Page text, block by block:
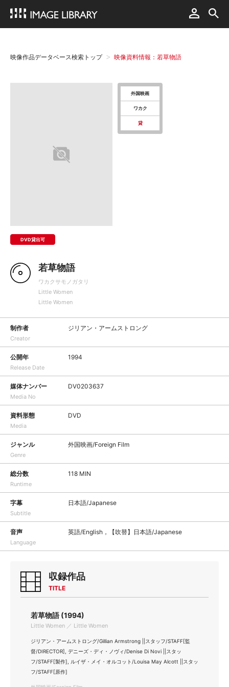
映像作品データベース検索トップ 映像資料情報：若草物語
DVD貸出可
外国映画
ワカク
貸
若草物語
ワカクサモノガタリ
Little Women
Little Women
制作者
Creator
ジリアン・アームストロング
公開年
Release Date
1994
媒体ナンバー
Media No
DV0203637
資料形態
Media
DVD
ジャンル
Genre
外国映画/Foreign Film
総分数
Runtime
118 MIN
字幕
Subtitle
日本語/Japanese
音声
Language
英語/English，【吹替】日本語/Japanese
収録作品
TITLE
若草物語 (1994)
Little Women ／ Little Women
ジリアン・アームストロング/Gillian Armstrong ||スタッフ/STAFF[監
督/DIRECTOR], デニーズ・ディ・ノヴィ/Denise Di Novi ||スタッ
フ/STAFF[製作], ルイザ・メイ・オルコット/Louisa May Alcott ||スタッ
フ/STAFF[原作]